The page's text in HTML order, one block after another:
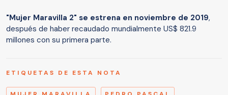
"Mujer Maravilla 2" se estrena en noviembre de 2019,
después de haber recaudado mundialmente US$ 821.9
millones con su primera parte.
ETIQUETAS DE ESTA NOTA